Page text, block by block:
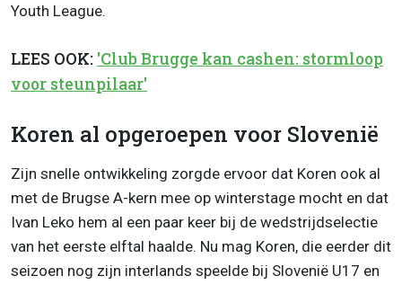
Youth League.
LEES OOK: 'Club Brugge kan cashen: stormloop
voor steunpilaar'
Koren al opgeroepen voor Slovenië
Zijn snelle ontwikkeling zorgde ervoor dat Koren ook al
met de Brugse A-kern mee op winterstage mocht en dat
Ivan Leko hem al een paar keer bij de wedstrijdselectie
van het eerste elftal haalde. Nu mag Koren, die eerder dit
seizoen nog zijn interlands speelde bij Slovenië U17 en